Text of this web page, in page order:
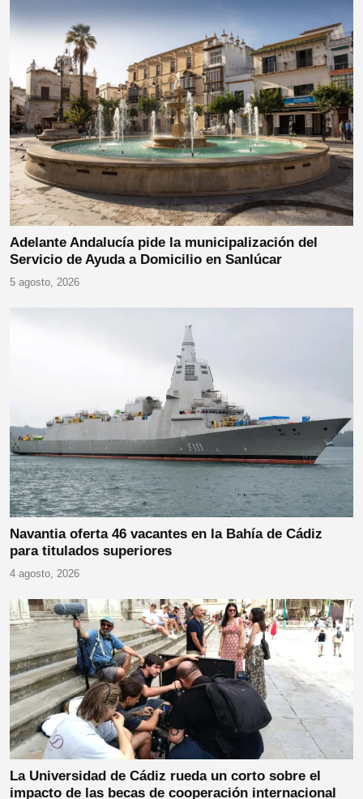
Adelante Andalucía pide la municipalización del
Servicio de Ayuda a Domicilio en Sanlúcar
5 agosto, 2026
Navantia oferta 46 vacantes en la Bahía de Cádiz
para titulados superiores
4 agosto, 2026
La Universidad de Cádiz rueda un corto sobre el
impacto de las becas de cooperación internacional